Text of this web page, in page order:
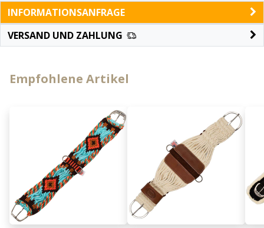
Edelstahlschnallen eine sichere und dauerhafte
Anpassung ermöglichen.
INFORMATIONSANFRAGE
VERSAND UND ZAHLUNG
Empfohlene Artikel